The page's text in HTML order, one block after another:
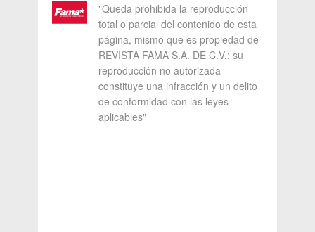
"Queda prohibida la reproducción
total o parcial del contenido de esta
página, mismo que es propiedad de
REVISTA FAMA S.A. DE C.V.; su
reproducción no autorizada
constituye una infracción y un delito
de conformidad con las leyes
aplicables"